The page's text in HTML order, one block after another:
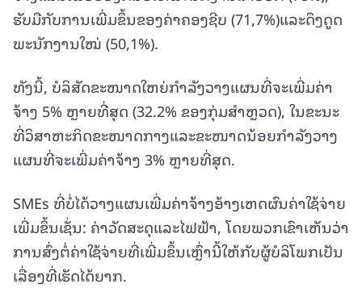
ຮັບມືກັບການເພີ່ມຂຶ້ນຂອງຄ່າຄອງຊີບ (71,7%)ແລະດຶງດູດ
ພະນັກງານໃໝ່ (50,1%).
ທັງນີ້, ບໍລິສັດຂະໜາດໃຫຍ່ກໍາລັງວາງແຜນທີ່ຈະເພີ່ມຄ່າ
ຈ້າງ 5% ຫຼາຍທີ່ສຸດ (32.2% ຂອງກຸ່ມສໍາຫຼວດ), ໃນຂະນະ
ທີ່ວິສາຫະກິດຂະໜາດກາງແລະຂະໜາດນ້ອຍກໍາລັງວາງ
ແຜນທີ່ຈະເພີ່ມຄ່າຈ້າງ 3% ຫຼາຍທີ່ສຸດ.
SMEs ທີ່ບໍ່ໄດ້ວາງແຜນເພີ່ມຄ່າຈ້າງອ້າງເຫດຜົນຄ່າໃຊ້ຈ່າຍ
ເພີ່ມຂຶ້ນເຊັ່ນ: ຄ່າວັດສະດຸແລະໄຟຟ້າ, ໂດຍພວກເຂົາເຫັນວ່າ
ການສົ່ງຕໍ່ຄ່າໃຊ້ຈ່າຍທີ່ເພີ່ມຂຶ້ນເຫຼົ່ານີ້ໃຫ້ກັບຜູ້ບໍລິໂພກເປັນ
ເລື່ອງທີ່ເຮັດໄດ້ຍາກ.